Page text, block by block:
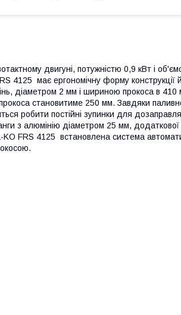
двигуні, потужністю 0,9 кВт і
4125 має ергономічну форму конструкції
діаметром 2 мм і шириною прокоса в 410
становитиме 250 мм. Завдяки
робити постійні зупинки для
з алюмінію діаметром 25 мм, додаткової
FRS 4125 встановлена система